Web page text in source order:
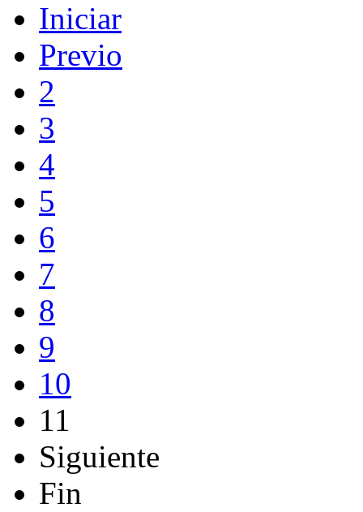
Iniciar
Previo
2
3
4
5
6
7
8
9
10
11
Siguiente
Fin